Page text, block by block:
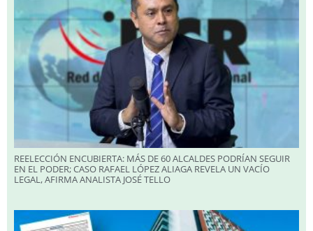
REELECCIÓN ENCUBIERTA: MÁS DE 60 ALCALDES PODRÍAN SEGUIR
EN EL PODER; CASO RAFAEL LÓPEZ ALIAGA REVELA UN VACÍO
LEGAL, AFIRMA ANALISTA JOSÉ TELLO